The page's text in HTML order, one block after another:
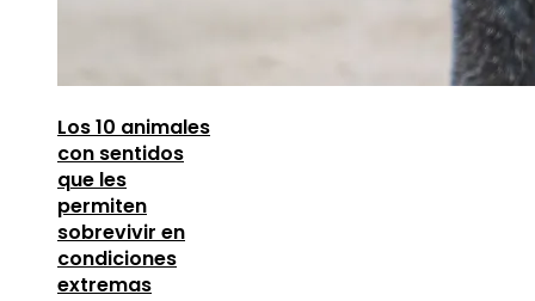
Los 10 animales
con sentidos
que les
permiten
sobrevivir en
condiciones
extremas